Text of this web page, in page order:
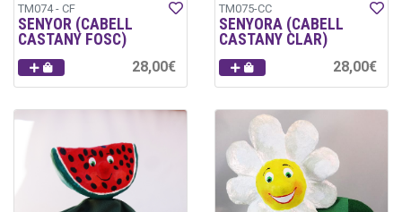
TM074 - CF
SENYOR (CABELL
CASTANY FOSC)
28,00€
TM075-CC
SENYORA (CABELL
CASTANY CLAR)
28,00€